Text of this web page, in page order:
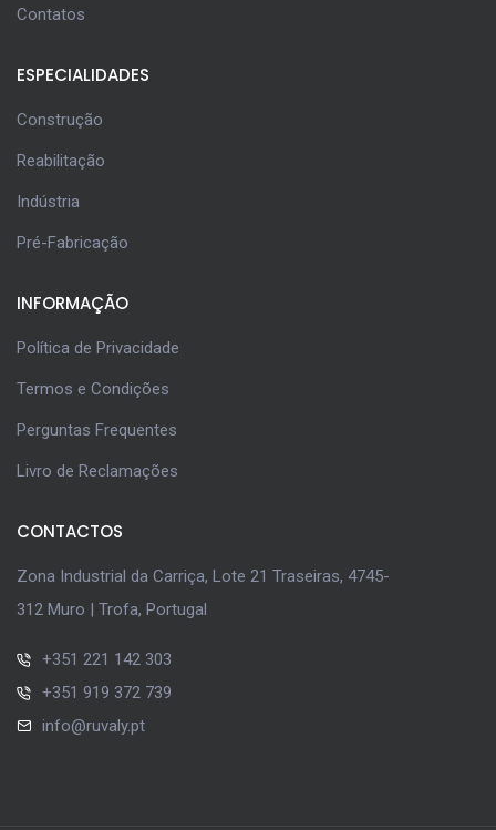
Contatos
ESPECIALIDADES
Construção
Reabilitação
Indústria
Pré-Fabricação
INFORMAÇÃO
Política de Privacidade
Termos e Condições
Perguntas Frequentes
Livro de Reclamações
CONTACTOS
Zona Industrial da Carriça, Lote 21 Traseiras, 4745-
312 Muro | Trofa, Portugal
+351 221 142 303
+351 919 372 739
info@ruvaly.pt